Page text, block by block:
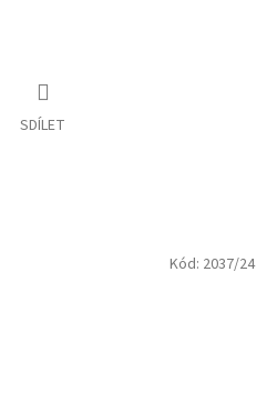
SDÍLET
Kód: 2037/24